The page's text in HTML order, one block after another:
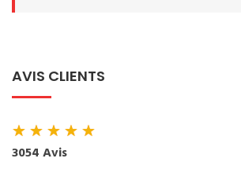
AVIS CLIENTS
★★★★★
3054 Avis